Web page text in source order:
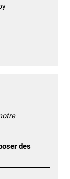
des